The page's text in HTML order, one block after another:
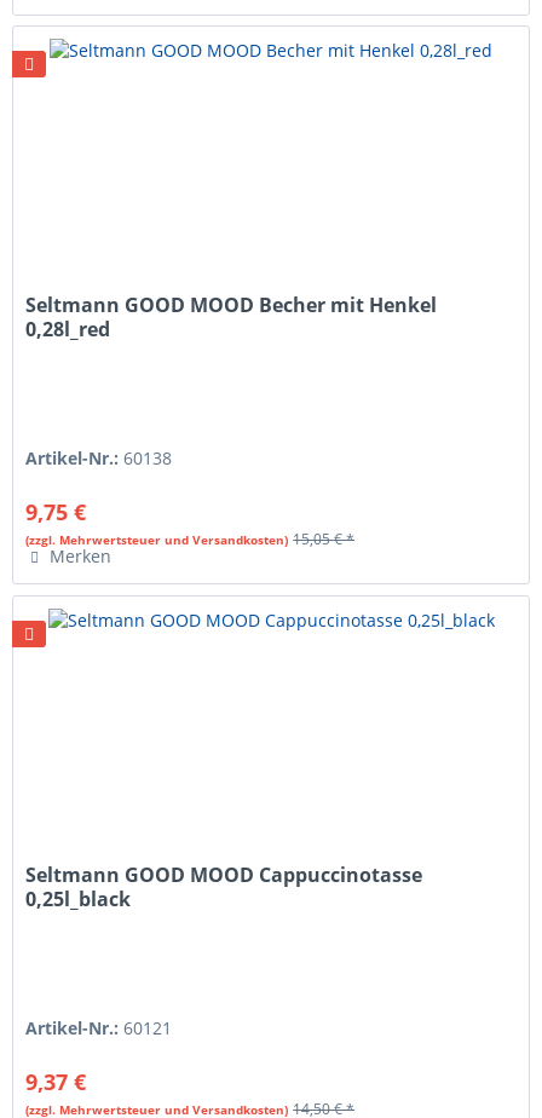
Seltmann GOOD MOOD Becher mit Henkel
0,28l_red
Artikel-Nr.:60138
9,75 €
(zzgl. Mehrwertsteuer und Versandkosten) 15,05 € *
Merken
Seltmann GOOD MOOD Cappuccinotasse
0,25l_black
Artikel-Nr.:60121
9,37 €
(zzgl. Mehrwertsteuer und Versandkosten) 14,50 € *